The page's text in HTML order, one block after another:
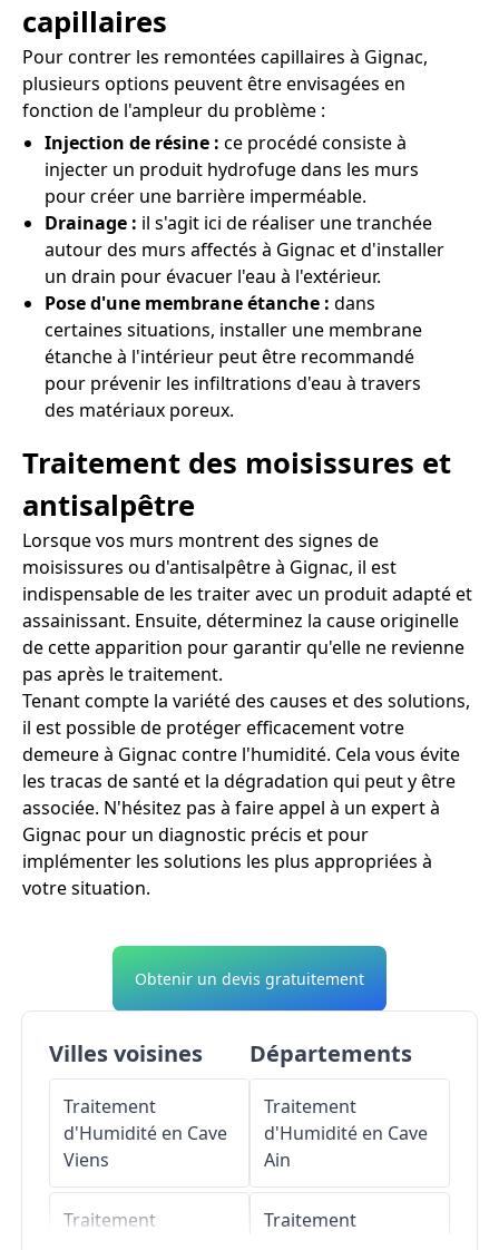
capillaires
Pour contrer les remontées capillaires à Gignac,
plusieurs options peuvent être envisagées en
fonction de l'ampleur du problème :
Injection de résine : ce procédé consiste à
injecter un produit hydrofuge dans les murs
pour créer une barrière imperméable.
Drainage : il s'agit ici de réaliser une tranchée
autour des murs affectés à Gignac et d'installer
un drain pour évacuer l'eau à l'extérieur.
Pose d'une membrane étanche : dans
certaines situations, installer une membrane
étanche à l'intérieur peut être recommandé
pour prévenir les infiltrations d'eau à travers
des matériaux poreux.
Traitement des moisissures et
antisalpêtre
Lorsque vos murs montrent des signes de
moisissures ou d'antisalpêtre à Gignac, il est
indispensable de les traiter avec un produit adapté et
assainissant. Ensuite, déterminez la cause originelle
de cette apparition pour garantir qu'elle ne revienne
pas après le traitement.
Tenant compte la variété des causes et des solutions,
il est possible de protéger efficacement votre
demeure à Gignac contre l'humidité. Cela vous évite
les tracas de santé et la dégradation qui peut y être
associée. N'hésitez pas à faire appel à un expert à
Gignac pour un diagnostic précis et pour
implémenter les solutions les plus appropriées à
votre situation.
Obtenir un devis gratuitement
Villes voisines
Traitement
d'Humidité en Cave
Viens
Traitement
Départements
Traitement
d'Humidité en Cave
Ain
Traitement